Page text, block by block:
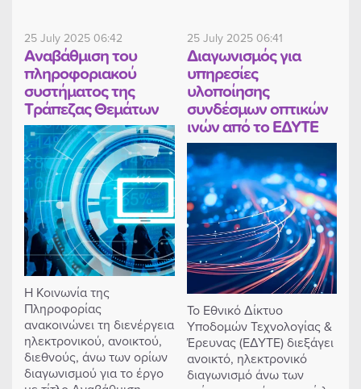
25 July 2025 06:42
Αναβάθμιση του
πληροφοριακού
συστήματος της
Τράπεζας Θεμάτων
Η Κοινωνία της
Πληροφορίας
ανακοινώνει τη διενέργεια
ηλεκτρονικού, ανοικτού,
διεθνούς, άνω των ορίων
διαγωνισμού για το έργο
25 July 2025 06:41
Διαγωνισμός για
υπηρεσίες
υλοποίησης
συνδέσμων οπτικών
ινών από το ΕΔΥΤΕ
Το Εθνικό Δίκτυο
Υποδομών Τεχνολογίας &
Έρευνας (ΕΔΥΤΕ) διεξάγει
ανοικτό, ηλεκτρονικό
διαγωνισμό άνω των